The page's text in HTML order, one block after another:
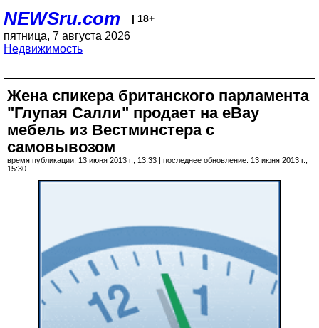
NEWSru.com | 18+
пятница, 7 августа 2026
Недвижимость
Жена спикера британского парламента
"Глупая Салли" продает на eBay
мебель из Вестминстера с
самовывозом
время публикации: 13 июня 2013 г., 13:33 | последнее обновление: 13 июня 2013 г.,
15:30